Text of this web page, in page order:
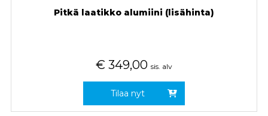
Pitkä laatikko alumiini (lisähinta)
€ 349,00 sis. alv
Tilaa nyt